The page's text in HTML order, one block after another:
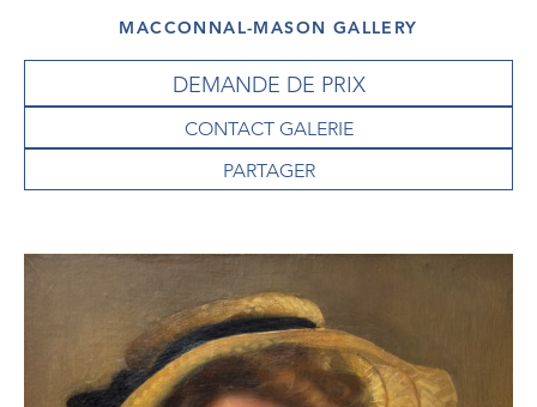
MACCONNAL-MASON GALLERY
DEMANDE DE PRIX
CONTACT GALERIE